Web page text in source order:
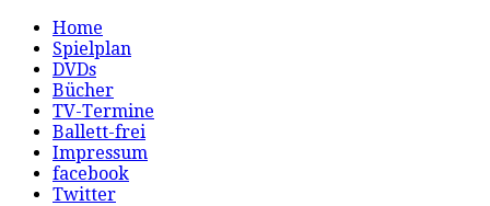
Home
Spielplan
DVDs
Bücher
TV-Termine
Ballett-frei
Impressum
facebook
Twitter